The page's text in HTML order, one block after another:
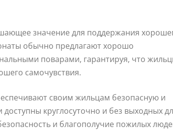
значение для поддержания
обычно предлагают хорошо
поварами, гарантируя, что
самочувствия.
своим жильцам безопасную и
круглосуточно и без выходных
и благополучие пожилых